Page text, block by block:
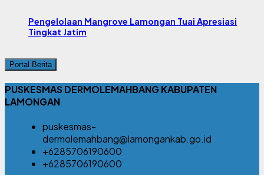
Pengelolaan Mangrove Lamongan Tuai Apresiasi
Tingkat Jatim
Portal Berita
PUSKESMAS DERMOLEMAHBANG KABUPATEN
LAMONGAN
puskesmas-
dermolemahbang@lamongankab.go.id
+6285706190600
+6285706190600